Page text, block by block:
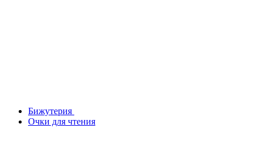
Бижутерия
Очки для чтения